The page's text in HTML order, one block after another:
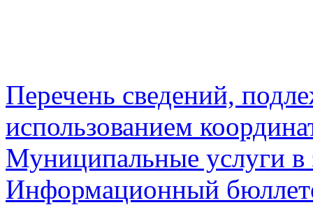
Перечень сведений,
использованием
Муниципальные услуги в
Информационный